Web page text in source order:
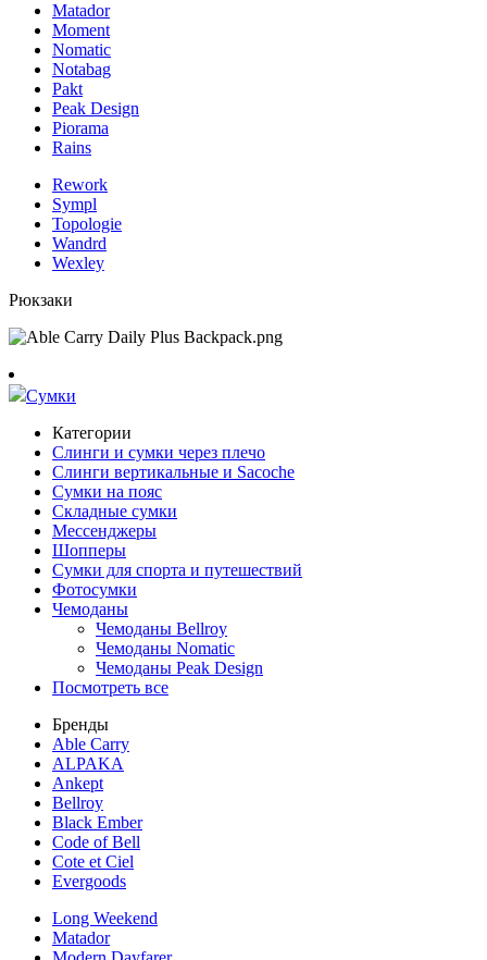
Matador
Moment
Nomatic
Notabag
Pakt
Peak Design
Piorama
Rains
Rework
Sympl
Topologie
Wandrd
Wexley
Рюкзаки
Сумки
Категории
Слинги и сумки через плечо
Слинги вертикальные и Sacoche
Сумки на пояс
Складные сумки
Мессенджеры
Шопперы
Сумки для спорта и путешествий
Фотосумки
Чемоданы
Чемоданы Bellroy
Чемоданы Nomatic
Чемоданы Peak Design
Посмотреть все
Бренды
Able Carry
ALPAKA
Ankept
Bellroy
Black Ember
Code of Bell
Cote et Ciel
Evergoods
Long Weekend
Matador